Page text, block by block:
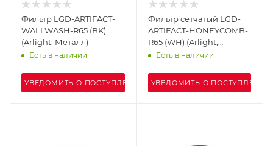
Фильтр LGD-ARTIFACT-
WALLWASH-R65 (BK)
(Arlight, Металл)
Есть в наличии
УВЕДОМИТЬ О ПОСТУПЛЕНИИ
Фильтр сетчатый LGD-
ARTIFACT-HONEYCOMB-
R65 (WH) (Arlight,
Металл)
Есть в наличии
УВЕДОМИТЬ О ПОСТУПЛЕНИИ